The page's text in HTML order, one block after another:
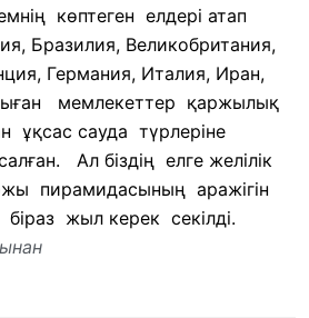
көптеген елдері атап
Бразилия, Великобритания,
Германия, Италия, Иран,
мемлекеттер қаржылық
ұқсас сауда түрлеріне
Ал біздің елге желілік
пирамидасының аражігін
жыл керек секілді.